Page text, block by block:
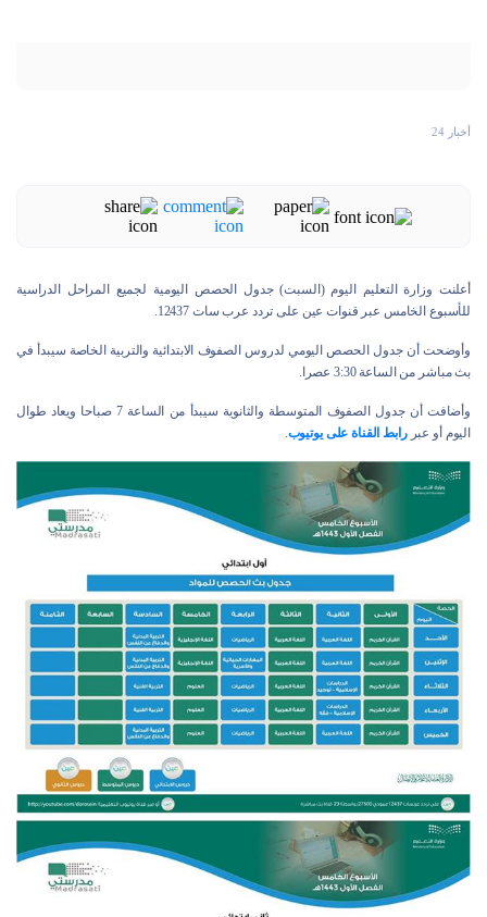
أخبار 24
أعلنت وزارة التعليم اليوم (السبت) جدول الحصص اليومية لجميع المراحل الدراسية
للأسبوع الخامس عبر قنوات عين على تردد عرب سات 12437.
وأوضحت أن جدول الحصص اليومي لدروس الصفوف الابتدائية والتربية الخاصة سيبدأ في
بث مباشر من الساعة 3:30 عصرا.
وأضافت أن جدول الصفوف المتوسطة والثانوية سيبدأ من الساعة 7 صباحا ويعاد طوال
اليوم أو عبررابط القناة على يوتيوب.